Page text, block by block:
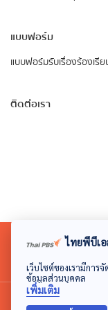
แบบฟอร์ม
แบบฟอร์มรับเรื่องร้องเรี
ติดต่อเรา
© 2018 องค์กา
ไทยพีบีเ
เว็บไซต์ของเรามีการ
ข้อมูลส่วนบุคคล
เพิ่มเติม